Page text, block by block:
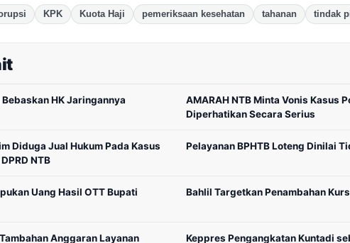
KPK Kuota Haji pemeriksaan kesehatan tahanan tindak
HK Jaringannya
AMARAH NTB Minta Vonis Kasus
Diperhatikan Secara Serius
Diduga Jual Hukum Pada Kasus
NTB
Pelayanan BPHTB Loteng Dinilai
Uang Hasil OTT Bupati
Bahlil Targetkan Penambahan
Anggaran Layanan
Keppres Pengangkatan Kuntadi